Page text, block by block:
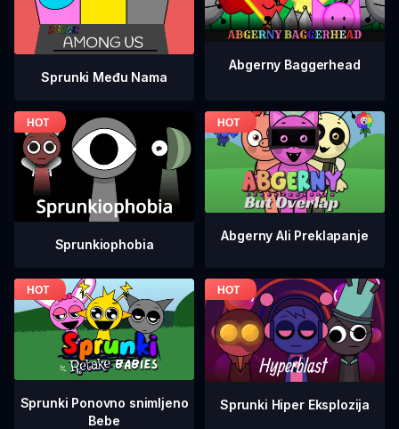
Sprunki Među Nama
Abgerny Baggerhead
Sprunkiophobia
Abgerny Ali Preklapanje
Sprunki Ponovno snimljeno
Bebe
Sprunki Hiper Eksplozija